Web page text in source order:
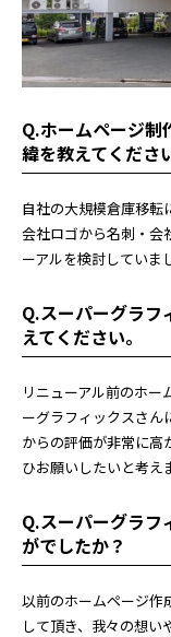
Q.ホームページ制
緯を教えてくださ
自社の大規模倉庫移転
会社ロゴから名刺・会
ーアルを検討していま
Q.スーパーグラフ
えてください。
リニューアル前のホー
ーグラフィックスさん
からの評価が非常に高
ひお願いしたいと考え
Q.スーパーグラフ
がでしたか？
以前のホームページ作
して頂き、我々の想